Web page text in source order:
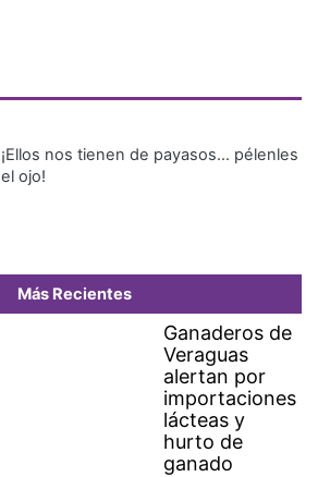
¡Ellos nos tienen de payasos… pélenles
el ojo!
Más Recientes
Ganaderos de
Veraguas
alertan por
importaciones
lácteas y
hurto de
ganado